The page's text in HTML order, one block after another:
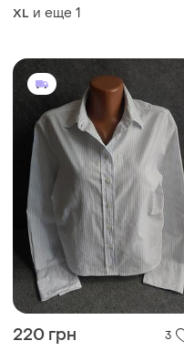
XL и еще 1
220 грн 3